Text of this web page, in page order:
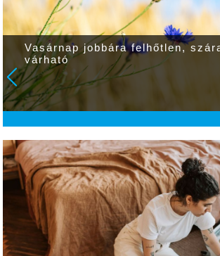
Vasárnap jobbára felhőtlen,
várható